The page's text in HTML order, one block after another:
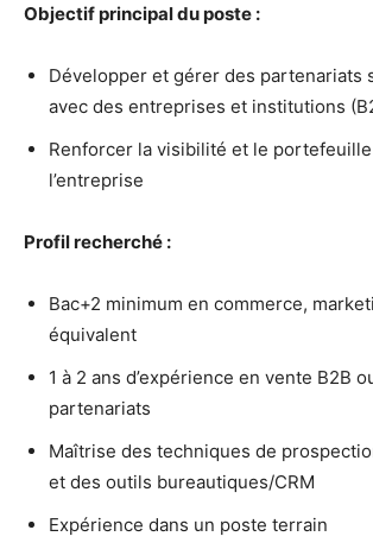
Objectif principal du poste :
Développer et gérer des partenariats
avec des entreprises et institutions
Renforcer la visibilité et le
l’entreprise
Profil recherché :
Bac+2 minimum en commerce,
équivalent
1 à 2 ans d’expérience en vente B2B
partenariats
Maîtrise des techniques de
et des outils bureautiques/CRM
Expérience dans un poste terrain